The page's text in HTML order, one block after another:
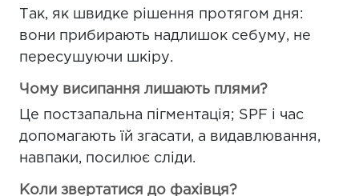
Так, як швидке рішення протягом дня:
вони прибирають надлишок себуму, не
пересушуючи шкіру.
Чому висипання лишають плями?
Це постзапальна пігментація; SPF і час
допомагають їй згасати, а видавлювання,
навпаки, посилює сліди.
Коли звертатися до фахівця?